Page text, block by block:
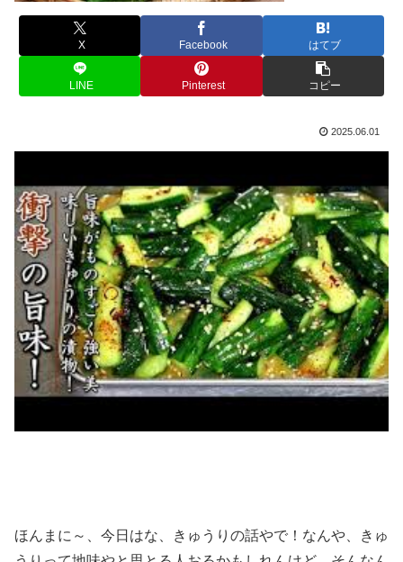
X Facebook はてブ
LINE Pinterest コピー
2025.06.01
ほんまに～、今日はな、きゅうりの話やで！なんや、きゅ